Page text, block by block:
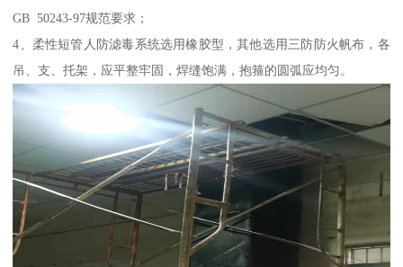
GB 50243-97规范要求；
4、柔性短管人防滤毒系统选用橡胶型，其他选用三防防火帆布，各
吊、支、托架，应平整牢固，焊缝饱满，抱箍的圆弧应均匀。